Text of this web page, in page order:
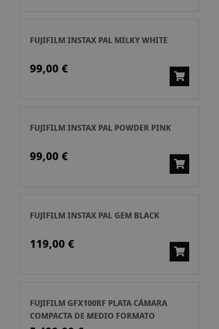
FUJIFILM INSTAX PAL MILKY WHITE
99,00 €
FUJIFILM INSTAX PAL POWDER PINK
99,00 €
FUJIFILM INSTAX PAL GEM BLACK
119,00 €
FUJIFILM GFX100RF PLATA CÁMARA
COMPACTA DE MEDIO FORMATO